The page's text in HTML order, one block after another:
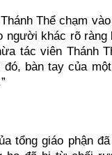
Thể chạm
khác rõ ràng
tác viên Thánh
đó, bàn tay của
tổng giáo phận